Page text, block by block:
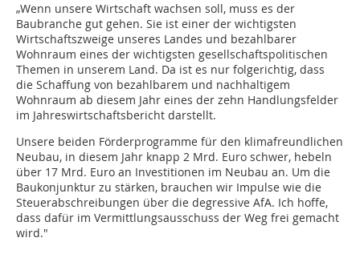
„Wenn unsere Wirtschaft wachsen soll, muss es der
Baubranche gut gehen. Sie ist einer der wichtigsten
Wirtschaftszweige unseres Landes und bezahlbarer
Wohnraum eines der wichtigsten gesellschaftspolitischen
Themen in unserem Land. Da ist es nur folgerichtig, dass
die Schaffung von bezahlbarem und nachhaltigem
Wohnraum ab diesem Jahr eines der zehn Handlungsfelder
im Jahreswirtschaftsbericht darstellt.
Unsere beiden Förderprogramme für den klimafreundlichen
Neubau, in diesem Jahr knapp 2 Mrd. Euro schwer, hebeln
über 17 Mrd. Euro an Investitionen im Neubau an. Um die
Baukonjunktur zu stärken, brauchen wir Impulse wie die
Steuerabschreibungen über die degressive AfA. Ich hoffe,
dass dafür im Vermittlungsausschuss der Weg frei gemacht
wird."